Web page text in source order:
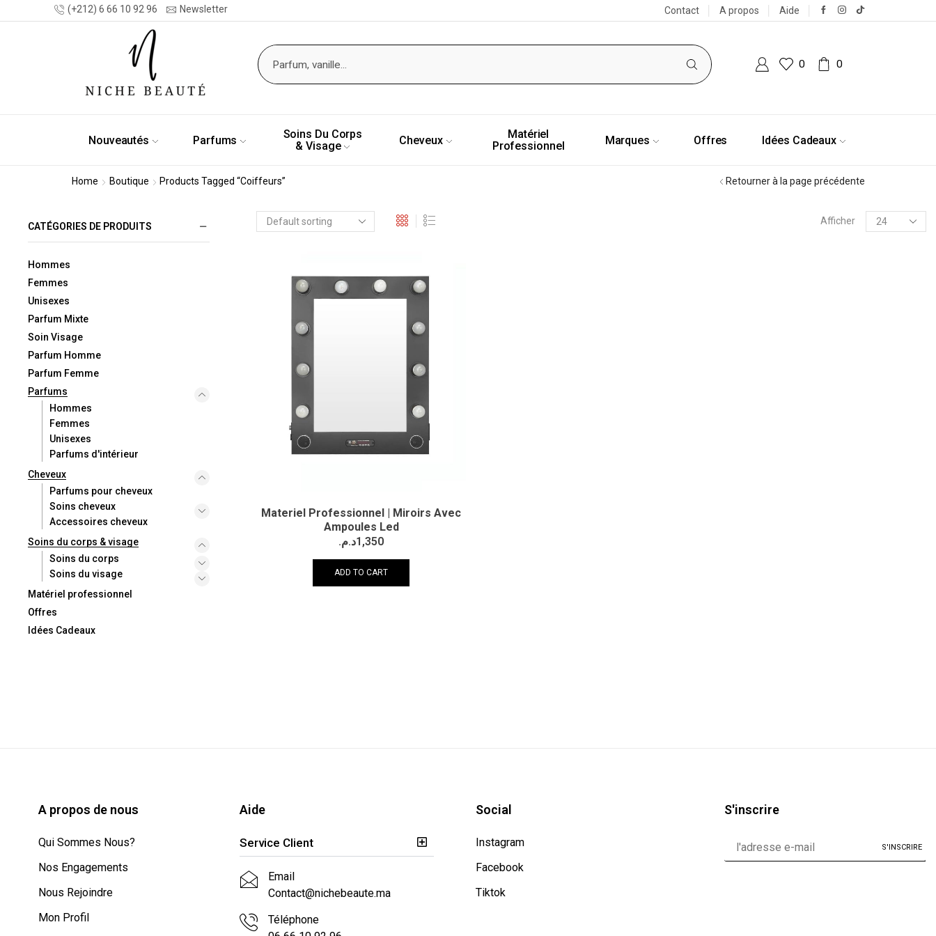
(+212) 6 66 10 92 96 Newsletter Contact A propos Aide
0 0
Nouveautés Parfums
Soins Du Corps
& Visage
Cheveux
Matériel
Professionnel
Marques Offres Idées Cadeaux
Home Boutique Products Tagged “coiffeurs” Retourner à la page précédente
Afficher
Materiel Professionnel | Miroirs Avec
Ampoules Led
1,350د.م.
ADD TO CART
CATÉGORIES DE PRODUITS
Hommes
Femmes
Unisexes
Parfum Mixte
Soin Visage
Parfum Homme
Parfum Femme
Parfums
Hommes
Femmes
Unisexes
Parfums d'intérieur
Cheveux
Parfums pour cheveux
Soins cheveux
Accessoires cheveux
Soins du corps & visage
Soins du corps
Soins du visage
Matériel professionnel
Offres
Idées Cadeaux
A propos de nous
Qui Sommes Nous?
Nos Engagements
Nous Rejoindre
Mon Profil
Aide
Service Client
Email
Contact@nichebeaute.ma
Téléphone
Social
Instagram
Facebook
Tiktok
S'inscrire